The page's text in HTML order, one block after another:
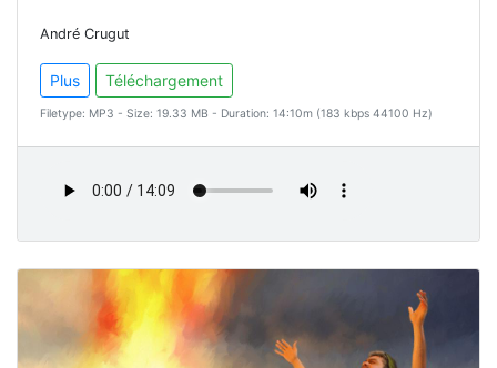
André Crugut
Plus Téléchargement
Filetype: MP3 - Size: 19.33 MB - Duration: 14:10m (183 kbps 44100 Hz)